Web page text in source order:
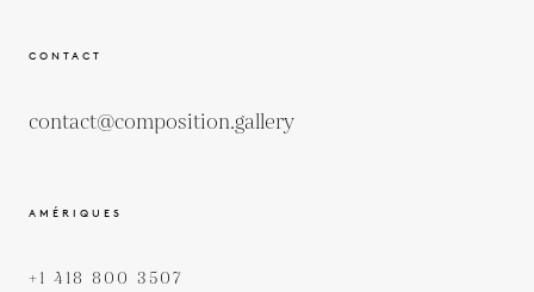
CONTACT
contact@composition.gallery
AMÉRIQUES
+1 418 800 3507